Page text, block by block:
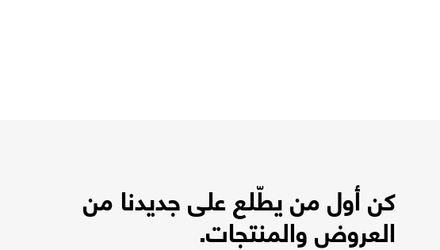
كن أول من يطّلع على جديدنا من
العروض والمنتجات.